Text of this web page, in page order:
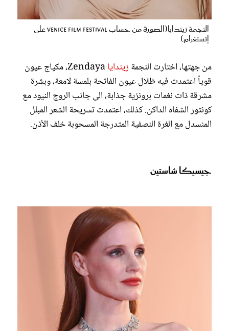
النجمة زيندايا(الصورة من حساب venice film festival على
إنستغرام)
من جهتها، اختارت النجمة زيندايا
Zendaya، مكياج عيون
قوياً اعتمدت فيه ظلال عيون الفاتحة بلمسة لامعة، وبشرة
مشرقة ذات نغمات برونزية جذابة، الى جانب الروج النيود مع
كونتور الشفاه الداكن. كذلك، اعتمدت تسريحة الشعر المبلل
المنسدل مع الغرة النصفية المتدرجة المسحوبة خلف الأذن.
جيسيكا شاستين